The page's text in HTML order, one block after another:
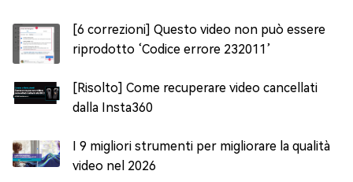
[6 correzioni] Questo video non può essere
riprodotto ‘Codice errore 232011’
[Risolto] Come recuperare video cancellati
dalla Insta360
I 9 migliori strumenti per migliorare la qualità
video nel 2026